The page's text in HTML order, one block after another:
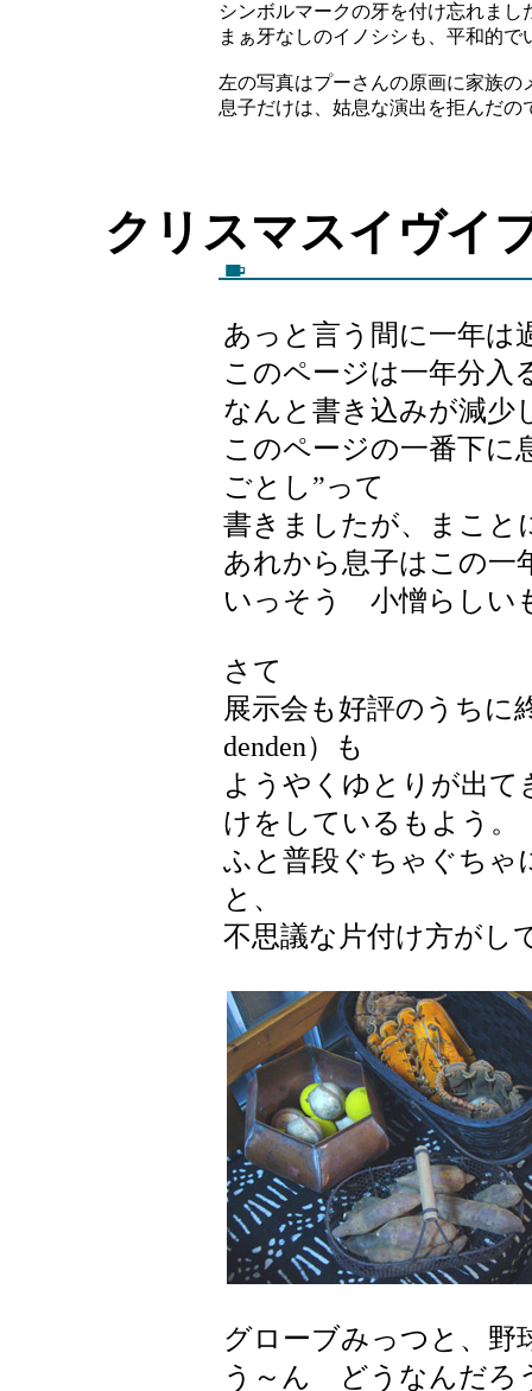
シンボルマークの牙を付け忘れまし
まぁ牙なしのイノシシも、平和的
左の写真はプーさんの原画に家族
息子だけは、姑息な演出を拒んだ
クリスマスイ
あっと言う間に一年は
このページは一年分入
なんと書き込みが減少
このページの一番下に
ごとし”って
書きましたが、まこと
あれから息子はこの一
いっそう 小憎らしい
さて
展示会も好評のうちに
denden）も
ようやくゆとりが出
けをしているもよう。
ふと普段ぐちゃぐちゃ
と、
不思議な片付け方がし
グローブみっつと、
う～ん どうなんだ